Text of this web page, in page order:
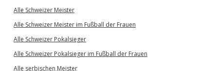
Alle Schweizer Meister
Alle Schweizer Meister im Fußball der Frauen
Alle Schweizer Pokalsieger
Alle Schweizer Pokalsieger im Fußball der Frauen
Alle serbischen Meister